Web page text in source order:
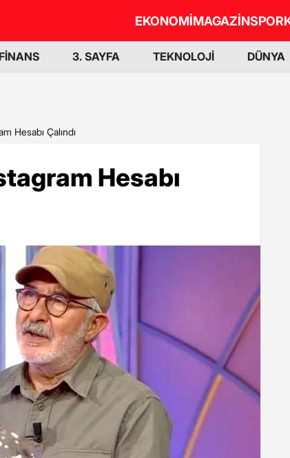
EKONOMİMAGAZİNSPOR
FİNANS 3. SAYFA TEKNOLOJİ DÜNYA
Hesabı Çalındı
Hesabı